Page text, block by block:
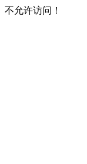
不允许访问！